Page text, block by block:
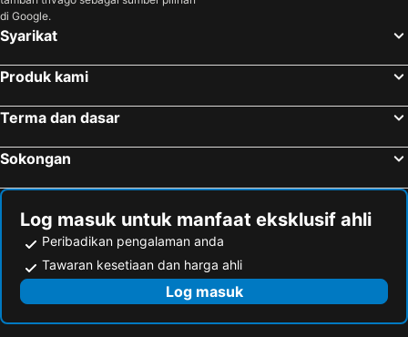
di Google.
Syarikat
Produk kami
Terma dan dasar
Sokongan
Log masuk untuk manfaat eksklusif ahli
Peribadikan pengalaman anda
Tawaran kesetiaan dan harga ahli
Log masuk